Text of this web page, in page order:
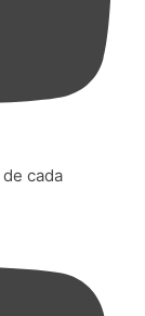
cada